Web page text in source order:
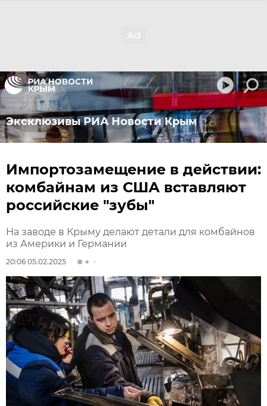
Эксклюзивы РИА Новости Крым
Импортозамещение в действии:
комбайнам из США вставляют
российские "зубы"
На заводе в Крыму делают детали для комбайнов
из Америки и Германии
20:06 05.02.2025